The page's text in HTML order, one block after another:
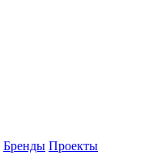
Бренды Проекты